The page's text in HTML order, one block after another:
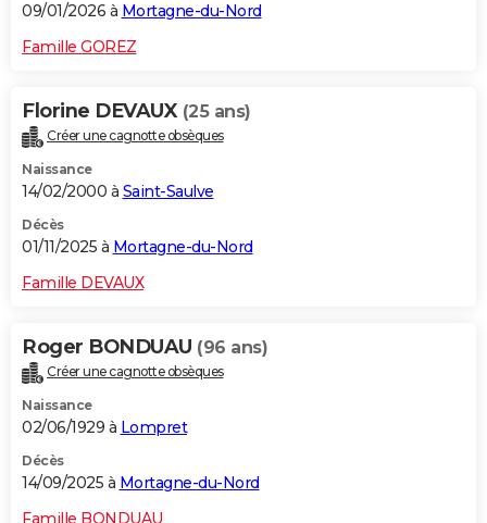
09/01/2026 à Mortagne-du-Nord
Famille GOREZ
Florine DEVAUX (25 ans)
Créer une cagnotte obsèques
Naissance
14/02/2000 à Saint-Saulve
Décès
01/11/2025 à Mortagne-du-Nord
Famille DEVAUX
Roger BONDUAU (96 ans)
Créer une cagnotte obsèques
Naissance
02/06/1929 à Lompret
Décès
14/09/2025 à Mortagne-du-Nord
Famille BONDUAU